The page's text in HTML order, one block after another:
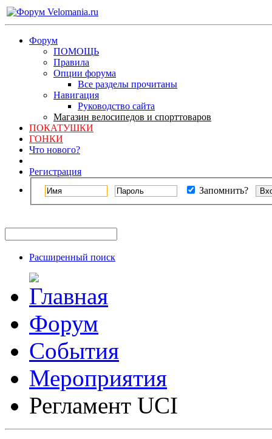
Форум
ПОМОЩЬ
Правила
Опции форума
Все разделы прочитаны
Навигация
Руководство сайта
Магазин велосипедов и спорттоваров
ПОКАТУШКИ
ГОНКИ
Что нового?
Регистрация
Запомнить?
Расширенный поиск
Форум
События
Мероприятия
Регламент UCI